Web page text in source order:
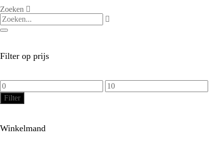
Zoeken
Filter op prijs
Min.
prijs
Max.
prijs
Filter
Winkelmand